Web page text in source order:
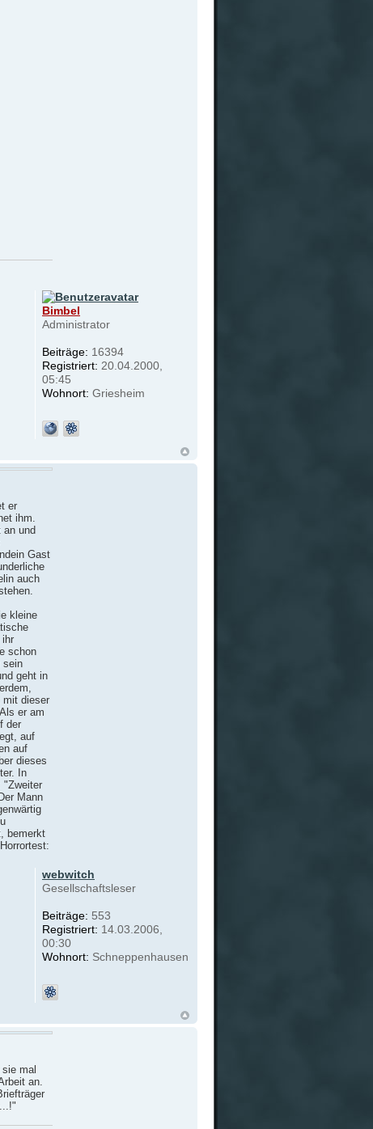
Bimbel
Administrator
Beiträge: 16394
Registriert: 20.04.2000,
05:45
Wohnort: Griesheim
er
ihm.
an und
Gast
auch
kleine
ihr
schon
sein
geht in
mit dieser
er am
der
auf
auf
dieses
In
"Zweiter
Mann
bemerkt
webwitch
Gesellschaftsleser
Beiträge: 553
Registriert: 14.03.2006,
00:30
Wohnort: Schneppenhausen
mal
an.